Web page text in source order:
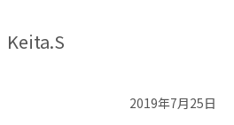
Keita.S
2019年7月25日